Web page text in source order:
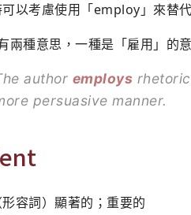
以考慮使用「employ」來替
兩種意思，一種是「雇用」的
author employs
persuasive manner.
容詞）顯著的；重要的